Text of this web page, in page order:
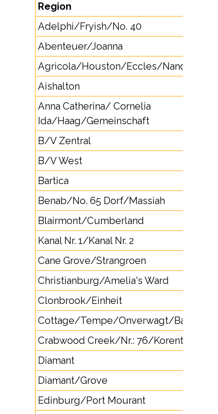
Region
Adelphi/Fryish/No. 40
Abenteuer/Joanna
Agricola/Houston/Eccles/Nandy Park
Aishalton
Anna Catherina/ Cornelia
Ida/Haag/Gemeinschaft
B/V Zentral
B/V West
Bartica
Benab/No. 65 Dorf/Massiah
Blairmont/Cumberland
Kanal Nr. 1/Kanal Nr. 2
Cane Grove/Strangroen
Christianburg/Amelia's Ward
Clonbrook/Einheit
Cottage/Tempe/Onverwagt/Bad/
Crabwood Creek/Nr.: 76/Korentyne
Diamant
Diamant/Grove
Edinburg/Port Mourant